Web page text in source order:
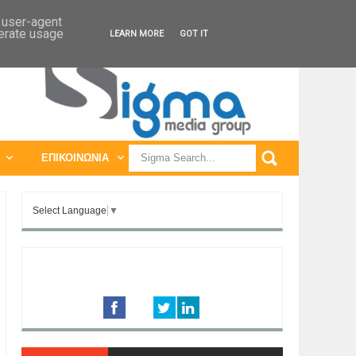
ΠΑΓΚΟΣΜΙΕΣ ΕΚΘΕΣΕΙΣ
ΕΠΙΚΟΙΝΩΝΙΑ
Select Language ▼
agent
usage LEARN MORE GOT IT